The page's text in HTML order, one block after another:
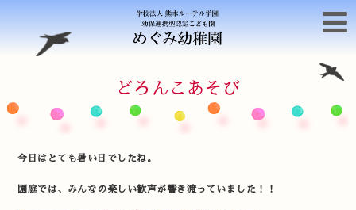
どろんこあそび
今日はとても暑い日でしたね。
園庭では、みんなの楽しい歓声が響き渡っていました！！